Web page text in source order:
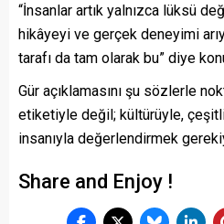
“İnsanlar artık yalnızca lüksü
hikâyeyi ve gerçek deneyimi
tarafı da tam olarak bu” diye
Gür açıklamasını şu sözlerle
etiketiyle değil; kültürüyle,
insanıyla değerlendirmek
Share and Enjoy !